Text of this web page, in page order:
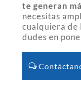
te generan
necesitas
cualquiera de
dudes en